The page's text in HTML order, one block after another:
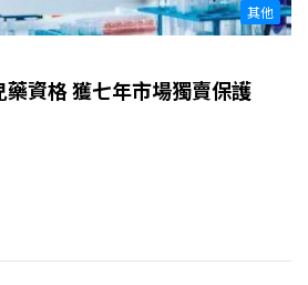
其他
資格 獲七年市場獨賣保護